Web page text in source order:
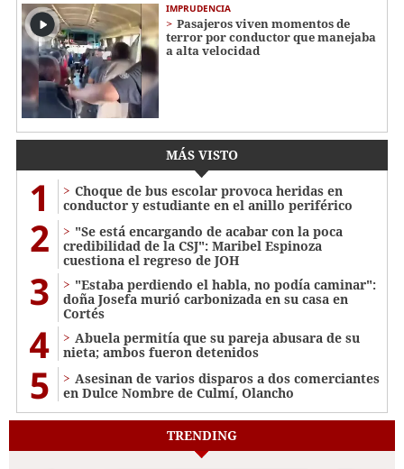
IMPRUDENCIA
Pasajeros viven momentos de
terror por conductor que manejaba
a alta velocidad
MÁS VISTO
1
Choque de bus escolar provoca heridas en
conductor y estudiante en el anillo periférico
2
"Se está encargando de acabar con la poca
credibilidad de la CSJ": Maribel Espinoza
cuestiona el regreso de JOH
3
"Estaba perdiendo el habla, no podía caminar":
doña Josefa murió carbonizada en su casa en
Cortés
4
Abuela permitía que su pareja abusara de su
nieta; ambos fueron detenidos
5
Asesinan de varios disparos a dos comerciantes
en Dulce Nombre de Culmí, Olancho
TRENDING